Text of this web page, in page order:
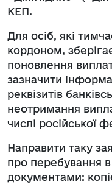
КЕП.
Для осіб, які
кордоном,
поновлення
зазначити
реквізитів
неотримання
числі російської
Направити таку
про перебування
документами: